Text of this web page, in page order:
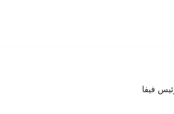
فیفا